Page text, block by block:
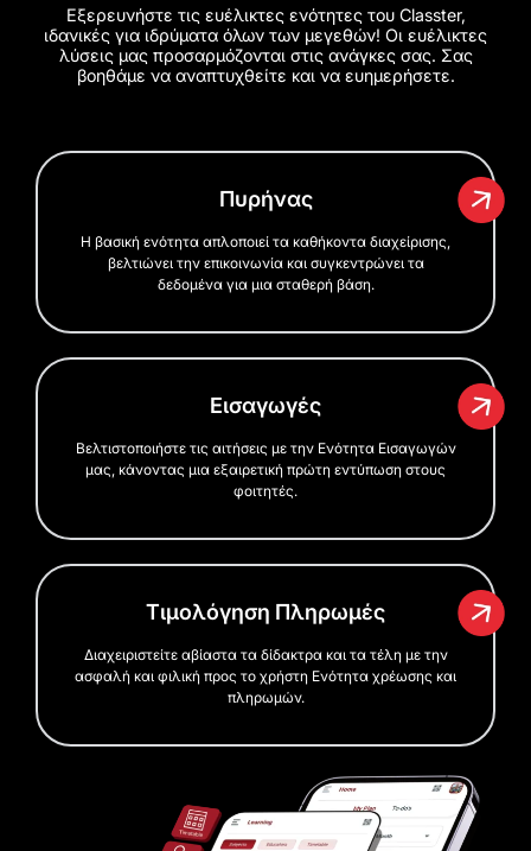
Εξερευνήστε τις ευέλικτες ενότητες του Classter,
ιδανικές για ιδρύματα όλων των μεγεθών! Οι ευέλικτες
λύσεις μας προσαρμόζονται στις ανάγκες σας. Σας
βοηθάμε να αναπτυχθείτε και να ευημερήσετε.
Πυρήνας
Η βασική ενότητα απλοποιεί τα καθήκοντα διαχείρισης,
βελτιώνει την επικοινωνία και συγκεντρώνει τα
δεδομένα για μια σταθερή βάση.
Εισαγωγές
Βελτιστοποιήστε τις αιτήσεις με την Ενότητα Εισαγωγών
μας, κάνοντας μια εξαιρετική πρώτη εντύπωση στους
φοιτητές.
Τιμολόγηση Πληρωμές
Διαχειριστείτε αβίαστα τα δίδακτρα και τα τέλη με την
ασφαλή και φιλική προς το χρήστη Ενότητα χρέωσης και
πληρωμών.